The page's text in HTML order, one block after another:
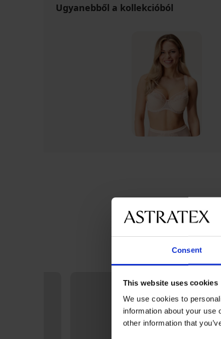
Consent
This website uses cookies
We use cookies to
information about your use
other information that
Ugyanebből a kollekcióból